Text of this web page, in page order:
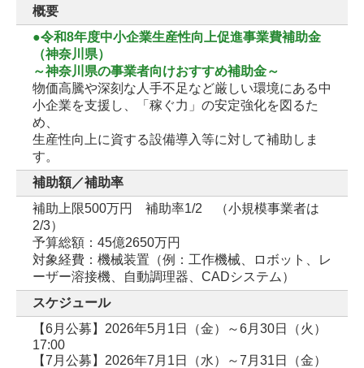
概要
●令和8年度中小企業生産性向上促進事業費補助金
（神奈川県）
～神奈川県の事業者向けおすすめ補助金～
物価高騰や深刻な人手不足など厳しい環境にある中
小企業を支援し、「稼ぐ力」の安定強化を図るた
め、
生産性向上に資する設備導入等に対して補助しま
す。
補助額／補助率
補助上限500万円 補助率1/2 （小規模事業者は
2/3）
予算総額：45億2650万円
対象経費：機械装置（例：工作機械、ロボット、レ
ーザー溶接機、自動調理器、CADシステム）
スケジュール
【6月公募】2026年5月1日（金）～6月30日（火）
17:00
【7月公募】2026年7月1日（水）～7月31日（金）